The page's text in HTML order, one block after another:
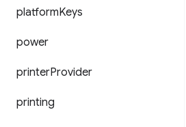
platformKeys
power
printerProvider
printing